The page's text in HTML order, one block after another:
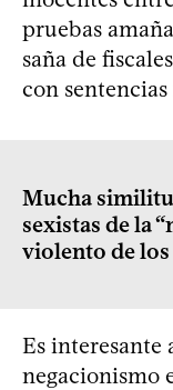
pruebas
saña de
con
Mucha
sexistas de la
violento de
Es interesante
negacionismo